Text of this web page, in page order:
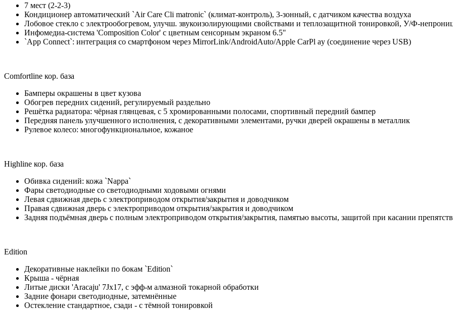
7 мест (2-2-3)
Кондиционер автоматический `Air Care Cli matronic` (климат-контроль), 3-зонный, с датчиком качества воздуха
Лобовое стекло с электрообогревом, улучш. звукоизолирующими свойствами и теплозащитной тонировкой, У/Ф-
Инфомедиа-система 'Composition Color' с цветным сенсорным экраном 6.5"
`App Connect`: интеграция со смартфоном через MirrorLink/AndroidAuto/Apple CarPl ay (соединение через USB)
Comfortline кор. база
Бамперы окрашены в цвет кузова
Обогрев передних сидений, регулируемый раздельно
Решётка радиатора: чёрная глянцевая, с 5 хромированными полосами, спортивный передний бампер
Передняя панель улучшенного исполнения, с декоративными элементами, ручки дверей окрашены в металлик
Рулевое колесо: многофункциональное, кожаное
Highline кор. база
Обивка сидений: кожа `Nappa`
Фары светодиодные со светодиодными ходовыми огнями
Левая сдвижная дверь с электроприводом открытия/закрытия и доводчиком
Правая сдвижная дверь с электроприводом открытия/закрытия и доводчиком
Задняя подъёмная дверь с полным электроприводом открытия/закрытия, памятью высоты, защитой при касании
Edition
Декоративные наклейки по бокам `Edition`
Крыша - чёрная
Литые диски 'Aracaju' 7Jx17, с эфф-м алмазной токарной обработки
Задние фонари светодиодные, затемнённые
Остекление стандартное, сзади - с тёмной тонировкой